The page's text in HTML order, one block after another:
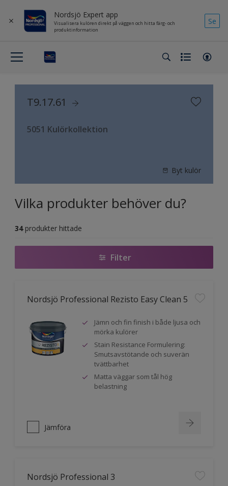
Nordsjö Expert app
Visualisera kulören direkt på väggen och hitta färg- och
produktinformation
Se
T9.17.61
5051 Kulörkollektion
Byt kulör
Vilka produkter behöver du?
34 produkter hittade
Filter
Nordsjö Professional Rezisto Easy Clean 5
Jämn och fin finish i både ljusa och
mörka kulörer
Stain Resistance Formulering:
Smutsavstötande och suverän
tvättbarhet
Matta väggar som tål hög
belastning
Jämföra
Nordsjö Professional 3